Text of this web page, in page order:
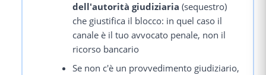
dell'autorità giudiziaria (sequestro)
che giustifica il blocco: in quel caso il
canale è il tuo avvocato penale, non il
ricorso bancario
Se non c'è un provvedimento giudiziario,